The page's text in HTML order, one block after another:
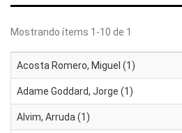
Mostrando ítems 1-10 de 1
Acosta Romero, Miguel (1)
Adame Goddard, Jorge (1)
Alvim, Arruda (1)